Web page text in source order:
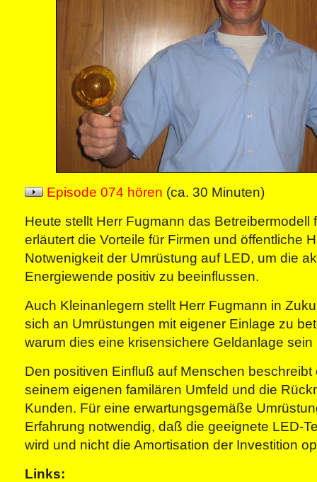
Episode 074 hören (ca. 30 Minuten)
Heute stellt Herr Fugmann das Betreibermodell
erläutert die Vorteile für Firmen und öffentliche
Notwenigkeit der Umrüstung auf LED, um die
Energiewende positiv zu beeinflussen.
Auch Kleinanlegern stellt Herr Fugmann in
sich an Umrüstungen mit eigener Einlage zu
warum dies eine krisensichere Geldanlage sein
Den positiven Einfluß auf Menschen beschreibt
seinem eigenen familären Umfeld und die
Kunden. Für eine erwartungsgemäße
Erfahrung notwendig, daß die geeignete LED-
wird und nicht die Amortisation der Investition
Links: